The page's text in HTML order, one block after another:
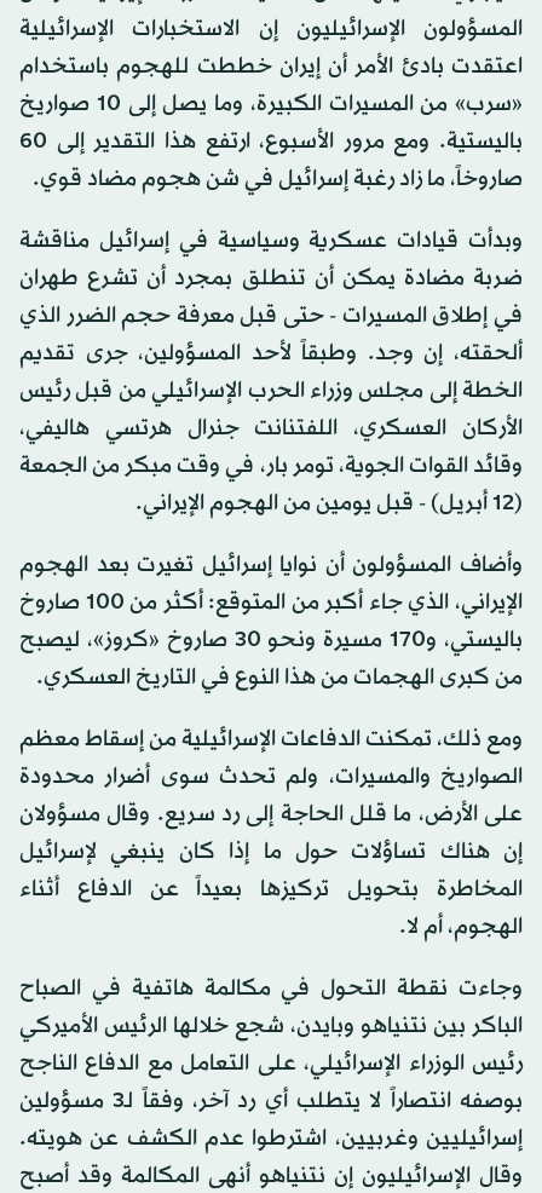
المسؤولون الإسرائيليون إن الاستخبارات الإسرائيلية
اعتقدت بادئ الأمر أن إيران خططت للهجوم باستخدام
«سرب» من المسيرات الكبيرة، وما يصل إلى 10 صواريخ
باليستية. ومع مرور الأسبوع، ارتفع هذا التقدير إلى 60
صاروخاً، ما زاد رغبة إسرائيل في شن هجوم مضاد قوي.
وبدأت قيادات عسكرية وسياسية في إسرائيل مناقشة
ضربة مضادة يمكن أن تنطلق بمجرد أن تشرع طهران
في إطلاق المسيرات - حتى قبل معرفة حجم الضرر الذي
ألحقته، إن وجد. وطبقاً لأحد المسؤولين، جرى تقديم
الخطة إلى مجلس وزراء الحرب الإسرائيلي من قبل رئيس
الأركان العسكري، اللفتنانت جنرال هرتسي هاليفي،
وقائد القوات الجوية، تومر بار، في وقت مبكر من الجمعة
(12 أبريل) - قبل يومين من الهجوم الإيراني.
وأضاف المسؤولون أن نوايا إسرائيل تغيرت بعد الهجوم
الإيراني، الذي جاء أكبر من المتوقع: أكثر من 100 صاروخ
باليستي، و170 مسيرة ونحو 30 صاروخ «كروز»، ليصبح
من كبرى الهجمات من هذا النوع في التاريخ العسكري.
ومع ذلك، تمكنت الدفاعات الإسرائيلية من إسقاط معظم
الصواريخ والمسيرات، ولم تحدث سوى أضرار محدودة
على الأرض، ما قلل الحاجة إلى رد سريع. وقال مسؤولان
إن هناك تساؤلات حول ما إذا كان ينبغي لإسرائيل
المخاطرة بتحويل تركيزها بعيداً عن الدفاع أثناء
الهجوم، أم لا.
وجاءت نقطة التحول في مكالمة هاتفية في الصباح
الباكر بين نتنياهو وبايدن، شجع خلالها الرئيس الأميركي
رئيس الوزراء الإسرائيلي، على التعامل مع الدفاع الناجح
بوصفه انتصاراً لا يتطلب أي رد آخر، وفقاً لـ3 مسؤولين
إسرائيليين وغربيين، اشترطوا عدم الكشف عن هويته.
وقال الإسرائيليون إن نتنياهو أنهى المكالمة وقد أصبح